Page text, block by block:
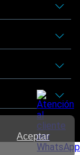
Aceptar